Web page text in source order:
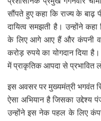
सौंपते हुए कहा कि राज्य के बाढ़
दायित्व समझती है। उन्होंने कहा
के लिए आगे आए हैं और कंपनी व
करोड़ रुपये का योगदान दिया
में प्राकृतिक आपदा से प्रभावित
इस अवसर पर मुख्यमंत्री भगवंत
ऐसा अभियान है जिसका उद्देश्य
उन्होंने इस नेक पहल के लिए